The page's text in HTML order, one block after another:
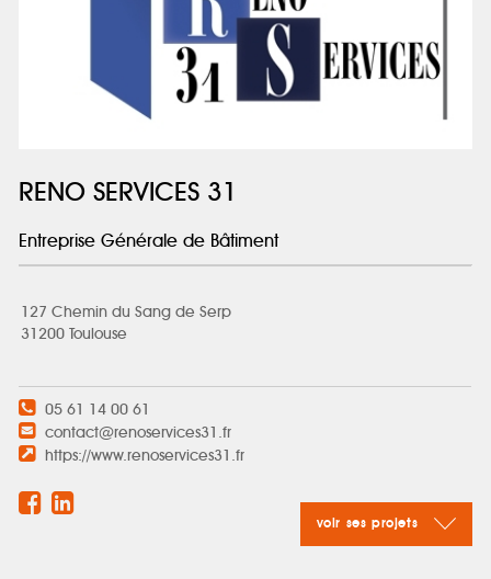
RENO SERVICES 31
Entreprise Générale de Bâtiment
127 Chemin du Sang de Serp
31200 Toulouse
05 61 14 00 61
contact@renoservices31.fr
https://www.renoservices31.fr
voir ses projets